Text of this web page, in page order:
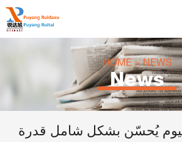
HOME>NEWS
News
يُحسّن بشكل شامل قدرة